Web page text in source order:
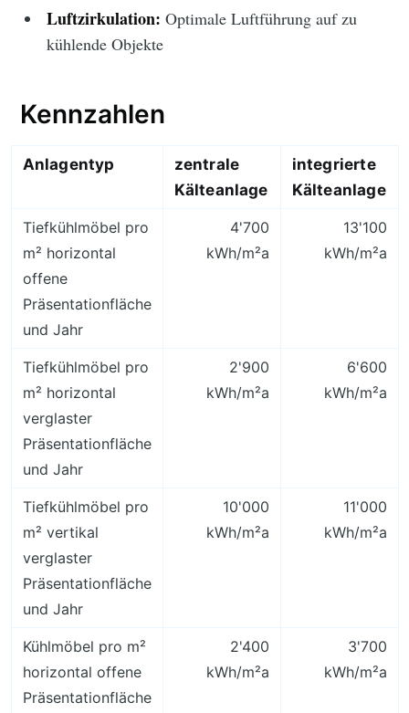
Luftzirkulation: Optimale Luftführung auf zu
kühlende Objekte
Kennzahlen
Anlagentyp
zentrale
Kälteanlage
integrierte
Kälteanlage
Tiefkühlmöbel pro
m² horizontal
offene
Präsentationfläche
und Jahr
4'700
kWh/m²a
13'100
kWh/m²a
Tiefkühlmöbel pro
m² horizontal
verglaster
Präsentationfläche
und Jahr
2'900
kWh/m²a
6'600
kWh/m²a
Tiefkühlmöbel pro
m² vertikal
verglaster
Präsentationfläche
und Jahr
10'000
kWh/m²a
11'000
kWh/m²a
Kühlmöbel pro m²
horizontal offene
Präsentationfläche
2'400
kWh/m²a
3'700
kWh/m²a